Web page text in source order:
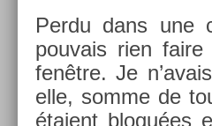
Perdu dans une
pouvais rien faire
fenêtre. Je
elle, somme de
étaient bloquées